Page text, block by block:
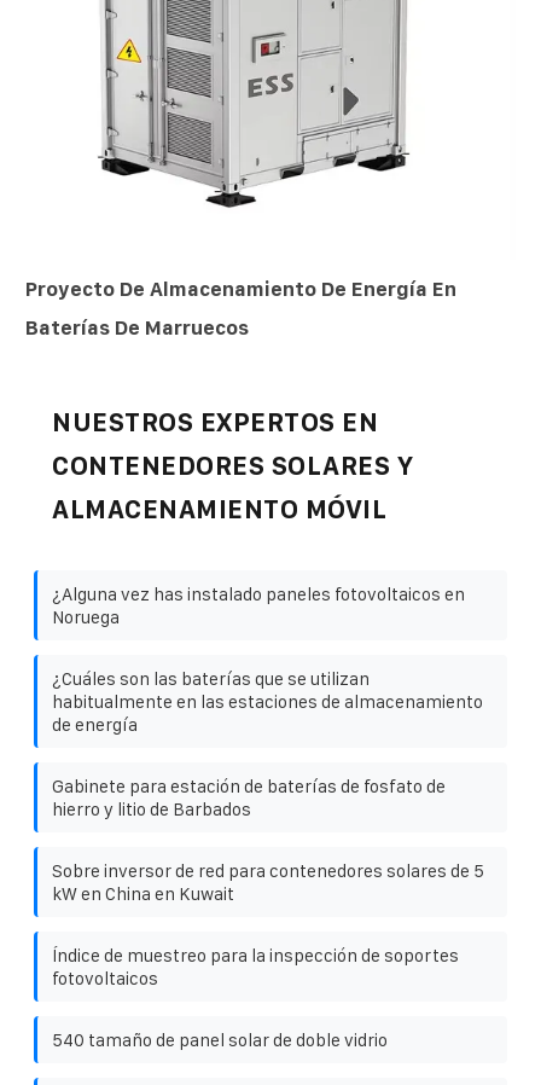
Proyecto De Almacenamiento De Energía En
Baterías De Marruecos
NUESTROS EXPERTOS EN
CONTENEDORES SOLARES Y
ALMACENAMIENTO MÓVIL
¿Alguna vez has instalado paneles fotovoltaicos en
Noruega
¿Cuáles son las baterías que se utilizan
habitualmente en las estaciones de almacenamiento
de energía
Gabinete para estación de baterías de fosfato de
hierro y litio de Barbados
Sobre inversor de red para contenedores solares de 5
kW en China en Kuwait
Índice de muestreo para la inspección de soportes
fotovoltaicos
540 tamaño de panel solar de doble vidrio